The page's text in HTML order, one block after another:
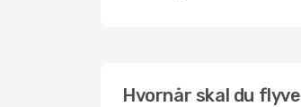
Hvornår skal du